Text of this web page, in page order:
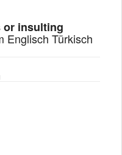
or insulting
Englisch Türkisch